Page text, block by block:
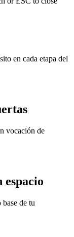
en cada etapa del
vocación de
espacio
de tu